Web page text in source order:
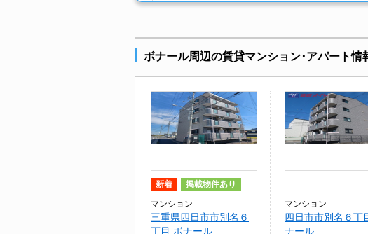
ボナール周辺の賃貸マンション･アパート情
新着 掲載物件あり
マンション
三重県四日市市別名６
丁目 ボナール
マンション
四日市市別名６丁
ナール